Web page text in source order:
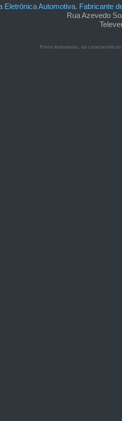
Eletrônica Automotiva. Fabricante
Rua Azevedo
Fotos ilustrativas, as